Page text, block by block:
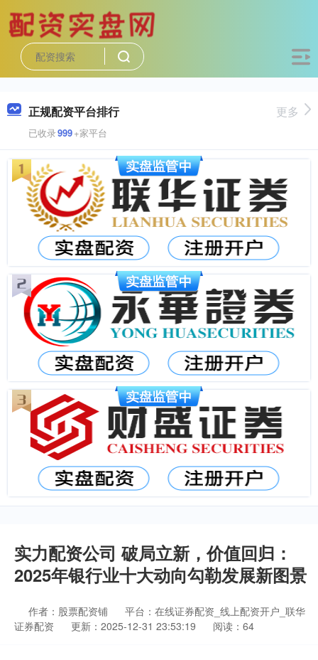
正规配资平台排行
已收录999+家平台
更多
实力配资公司 破局立新，价值回归：
2025年银行业十大动向勾勒发展新图景
作者：股票配资铺
平台：在线证券配资_线上配资开户_联华
证券配资
更新：2025-12-31 23:53:19 阅读：64